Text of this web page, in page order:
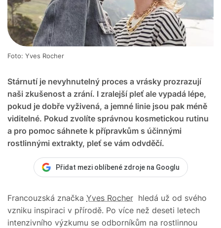
Stárnutí je nevyhnutelný proces a vrásky prozrazují
naši zkušenost a zrání. I zralejší pleť ale vypadá lépe,
pokud je dobře vyživená, a jemné linie jsou pak méně
viditelné. Pokud zvolíte správnou kosmetickou rutinu
a pro pomoc sáhnete k přípravkům s účinnými
rostlinnými extrakty, pleť se vám odvděčí.
Foto: Yves Rocher
Přidat mezi oblíbené zdroje na Googlu
Francouzská značka Yves Rocher hledá už od svého
vzniku inspiraci v přírodě. Po více než deseti letech
intenzivního výzkumu se odborníkům na rostlinnou